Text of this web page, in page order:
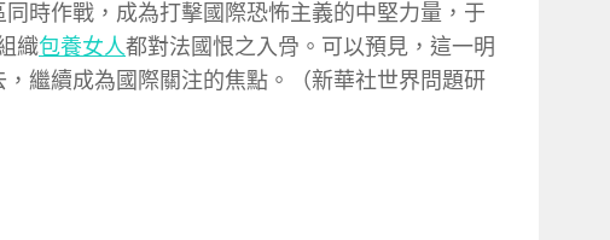
時作戰，成為打擊國際恐怖主義的中堅力量，于
織包養女人都對法國恨之入骨。可以預見，這一明
繼續成為國際關注的焦點。（新華社世界問題研